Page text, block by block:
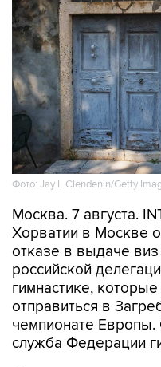
Фото: Jay L Clendenin/Getty
Москва. 7 августа.
Хорватии в Москве
отказе в выдаче
российской
гимнастике,
отправиться в
чемпионате
служба Федерации